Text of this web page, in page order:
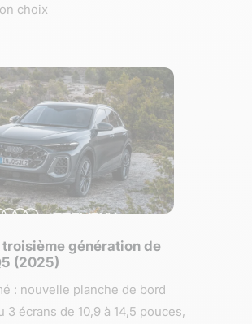
choix
génération de
(2025)
: nouvelle planche de bord
3 écrans de 10,9 à 14,5 pouces,